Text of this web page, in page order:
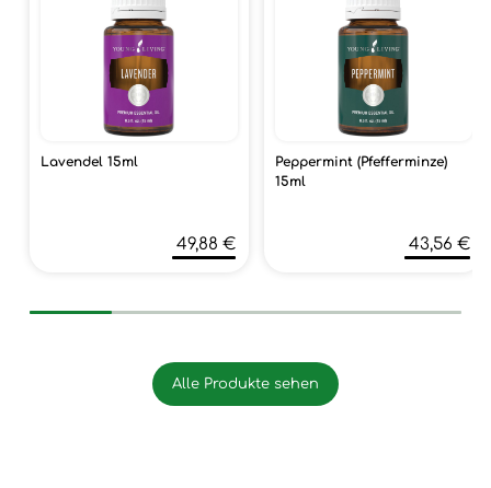
Lavendel 15ml
49,88 €
Peppermint (Pfefferminze)
15ml
43,56 €
Alle Produkte sehen